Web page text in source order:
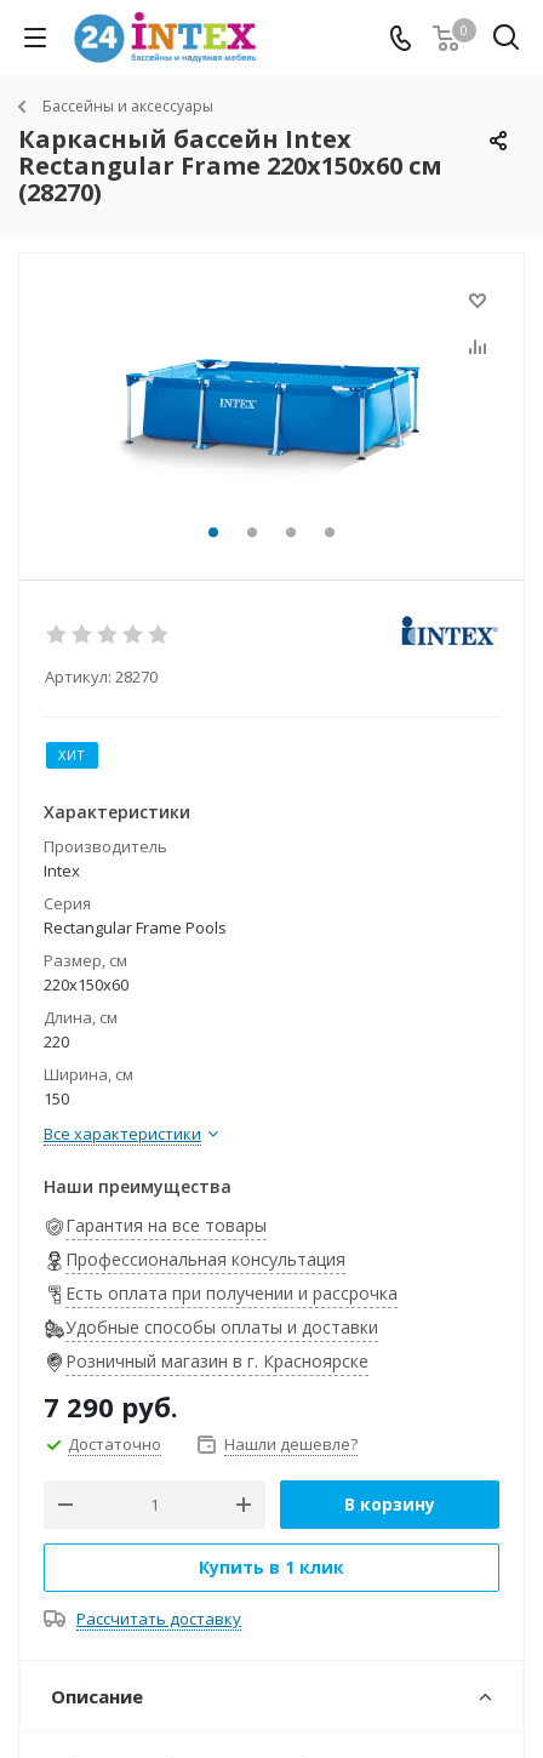
0
Бассейны и аксессуары
Каркасный бассейн Intex
Rectangular Frame 220х150х60 см
(28270)
Артикул: 28270
ХИТ
Характеристики
Производитель
Intex
Серия
Rectangular Frame Pools
Размер, см
220x150x60
Длина, см
220
Ширина, см
150
Все характеристики
Наши преимущества
Гарантия на все товары
Профессиональная консультация
Есть оплата при получении и рассрочка
Удобные способы оплаты и доставки
Розничный магазин в г. Красноярске
7 290 руб.
Достаточно Нашли дешевле?
В корзину
Купить в 1 клик
Рассчитать доставку
Описание